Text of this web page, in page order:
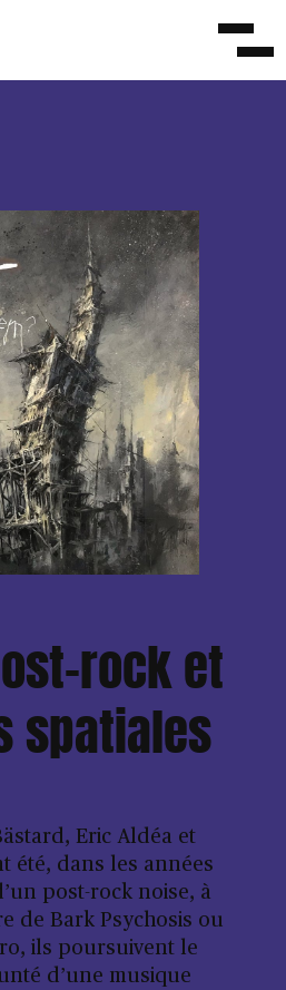
rock et
spatiales
Eric Aldéa et
été, dans les années
post-rock noise, à
de Bark Psychosis ou
ils poursuivent le
d’une musique